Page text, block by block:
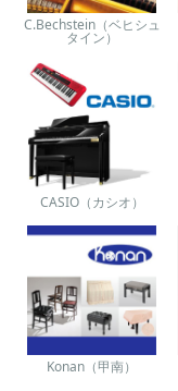
C.Bechstein（ベヒシュ
タイン）
CASIO（カシオ）
Konan（甲南）